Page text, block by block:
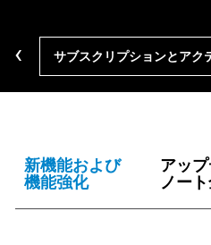
サブスクリプションとアク
‹
新機能および
機能強化
アッ
ノー